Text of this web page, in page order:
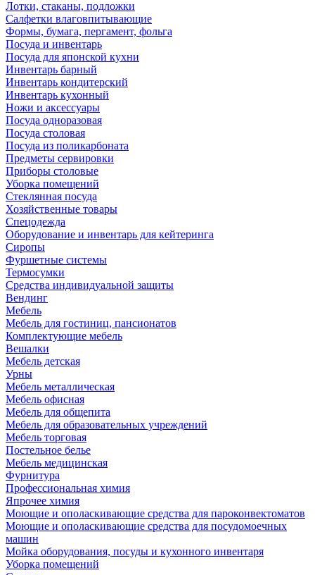
Лотки, стаканы, подложки
Салфетки влаговпитывающие
Формы, бумага, пергамент, фольга
Посуда и инвентарь
Посуда для японской кухни
Инвентарь барный
Инвентарь кондитерский
Инвентарь кухонный
Ножи и аксессуары
Посуда одноразовая
Посуда столовая
Посуда из поликарбоната
Предметы сервировки
Приборы столовые
Уборка помещений
Стеклянная посуда
Хозяйственные товары
Спецодежда
Оборудование и инвентарь для кейтеринга
Сиропы
Фуршетные системы
Термосумки
Средства индивидуальной защиты
Вендинг
Мебель
Мебель для гостиниц, пансионатов
Комплектующие мебель
Вешалки
Мебель детская
Урны
Мебель металлическая
Мебель офисная
Мебель для общепита
Мебель для образовательных учреждений
Мебель торговая
Постельное белье
Мебель медицинская
Фурнитура
Профессиональная химия
Япрочее химия
Моющие и ополаскивающие средства для пароконвектоматов
Моющие и ополаскивающие средства для посудомоечных
машин
Мойка оборудования, посуды и кухонного инвентаря
Уборка помещений